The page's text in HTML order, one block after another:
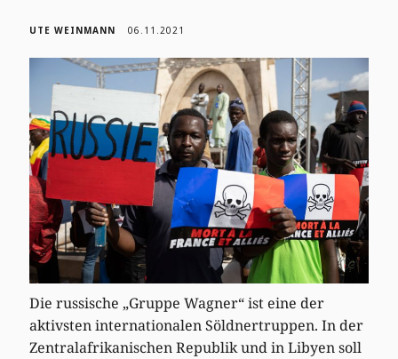
UTE WEINMANN 06.11.2021
Die russische „Gruppe Wagner“ ist eine der
aktivsten internationalen Söldnertruppen. In der
Zentralafrikanischen Republik und in Libyen soll